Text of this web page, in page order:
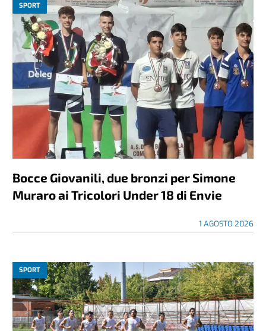
SPORT
Bocce Giovanili, due bronzi per Simone
Muraro ai Tricolori Under 18 di Envie
1 AGOSTO 2026
SPORT